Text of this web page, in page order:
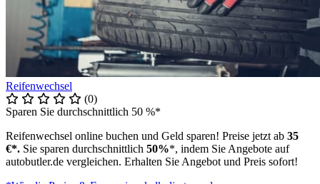
Reifenwechsel
(0)
Sparen Sie durchschnittlich 50 %*
Reifenwechsel online buchen und Geld sparen! Preise jetzt ab 35
€*. Sie sparen durchschnittlich 50%*, indem Sie Angebote auf
autobutler.de vergleichen. Erhalten Sie Angebot und Preis sofort!